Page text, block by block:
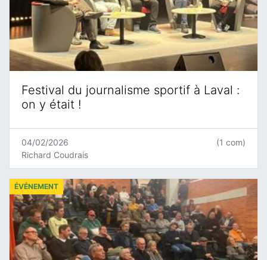
Festival du journalisme sportif à Laval :
on y était !
04/02/2026
Richard Coudrais
(1 com)
ÉVÉNEMENT